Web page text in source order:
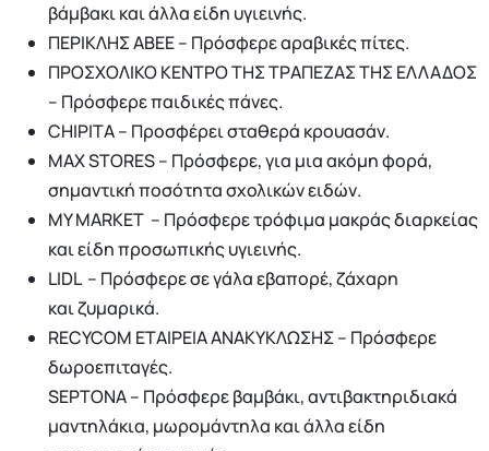
βάμβακι και άλλα είδη υγιεινής.
ΠΕΡΙΚΛΗΣ ΑΒΕΕ – Πρόσφερε αραβικές πίτες.
ΠΡΟΣΧΟΛΙΚΟ ΚΕΝΤΡΟ ΤΗΣ ΤΡΑΠΕΖΑΣ ΤΗΣ ΕΛΛΑΔΟΣ
– Πρόσφερε παιδικές πάνες.
CHIPITA – Προσφέρει σταθερά κρουασάν.
ΜΑΧ STORES – Πρόσφερε, για μια ακόμη φορά,
σημαντική ποσότητα σχολικών ειδών.
MY MARKET – Πρόσφερε τρόφιμα μακράς διαρκείας
και είδη προσωπικής υγιεινής.
LIDL – Πρόσφερε σε γάλα εβαπορέ, ζάχαρη
και ζυμαρικά.
RECYCOM ΕΤΑΙΡΕΙΑ ΑΝΑΚΥΚΛΩΣΗΣ – Πρόσφερε
δωροεπιταγές.
SEPTONA – Πρόσφερε βαμβάκι, αντιβακτηριδιακά
μαντηλάκια, μωρομάντηλα και άλλα είδη